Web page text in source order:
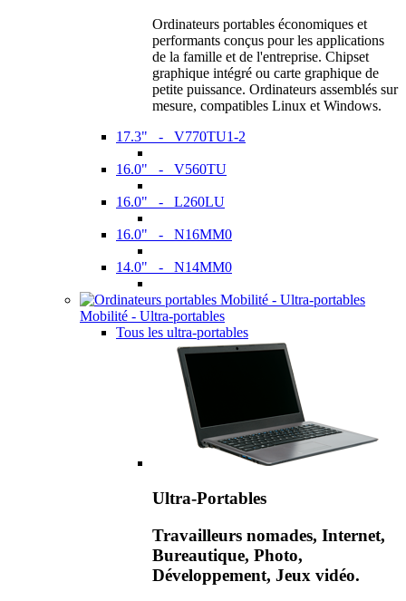
Ordinateurs portables économiques et
performants conçus pour les applications
de la famille et de l'entreprise. Chipset
graphique intégré ou carte graphique de
petite puissance. Ordinateurs assemblés sur
mesure, compatibles Linux et Windows.
17.3" - V770TU1-2
16.0" - V560TU
16.0" - L260LU
16.0" - N16MM0
14.0" - N14MM0
Mobilité - Ultra-portables
Tous les ultra-portables
Ultra-Portables
Travailleurs nomades, Internet,
Bureautique, Photo,
Développement, Jeux vidéo.